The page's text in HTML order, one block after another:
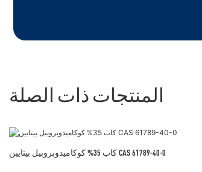
المنتجات ذات الصلة
كاب 35% كوكاميدوبروبيل بيتايين CAS 61789-40-0